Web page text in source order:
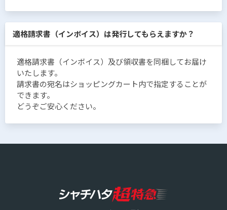
適格請求書（インボイス）は発行してもらえますか？
適格請求書（インボイス）及び領収書を同梱してお届け
いたします。
請求書の宛名はショッピングカート内で指定することが
できます。
どうぞご安心ください。